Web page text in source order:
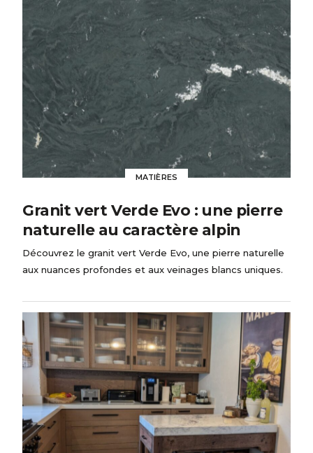
MATIÈRES
Granit vert Verde Evo : une pierre
naturelle au caractère alpin
Découvrez le granit vert Verde Evo, une pierre naturelle
aux nuances profondes et aux veinages blancs uniques.